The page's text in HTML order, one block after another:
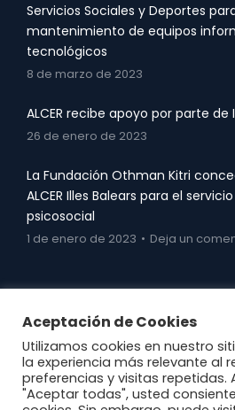
Servicios Sociales y Deportes
mantenimiento de equipos
tecnológicos
8 de marzo de 2023
ALCER recibe apoyo por parte de
26 de enero de 2023
La Fundación Othman Kitri
ALCER Illes Balears para el
psicosocial
1 de enero de 2023 Deja un
© ALCER
Aceptación de Cookies
Utilizamos cookies en nuestro
la experiencia más relevante al
preferencias y visitas repetidas.
"Aceptar todas", usted